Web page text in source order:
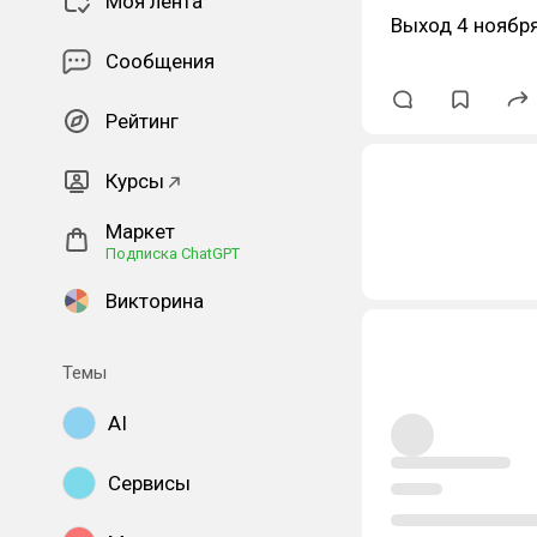
Сообщения
Рейтинг
Курсы
Маркет
Подписка ChatGPT
Викторина
Темы
AI
Сервисы
Выход 4